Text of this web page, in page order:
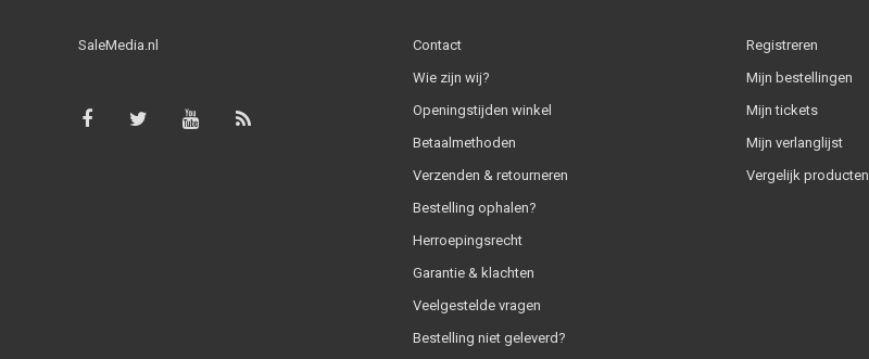
SaleMedia.nl
Contact
Wie zijn wij?
Openingstijden winkel
Betaalmethoden
Verzenden & retourneren
Bestelling ophalen?
Herroepingsrecht
Garantie & klachten
Veelgestelde vragen
Bestelling niet geleverd?
Registreren
Mijn bestellingen
Mijn tickets
Mijn verlanglijst
Vergelijk producten